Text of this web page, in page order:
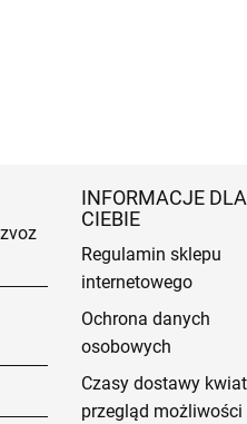
INFORMACJE DLA
CIEBIE
Regulamin sklepu
internetowego
Ochrona danych
osobowych
Czasy dostawy
przegląd możliwości